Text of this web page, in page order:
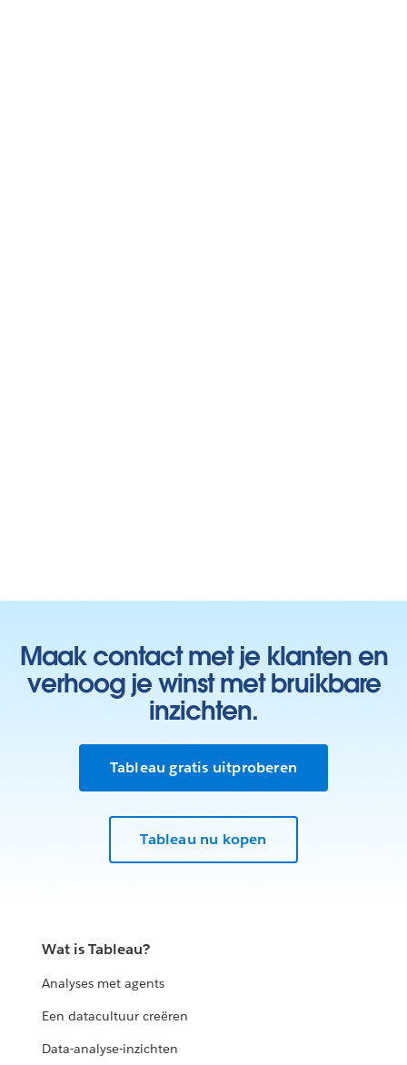
Maak contact met je klanten en
verhoog je winst met bruikbare
inzichten.
Tableau gratis uitproberen
Tableau nu kopen
Wat is Tableau?
Analyses met agents
Een datacultuur creëren
Data-analyse-inzichten